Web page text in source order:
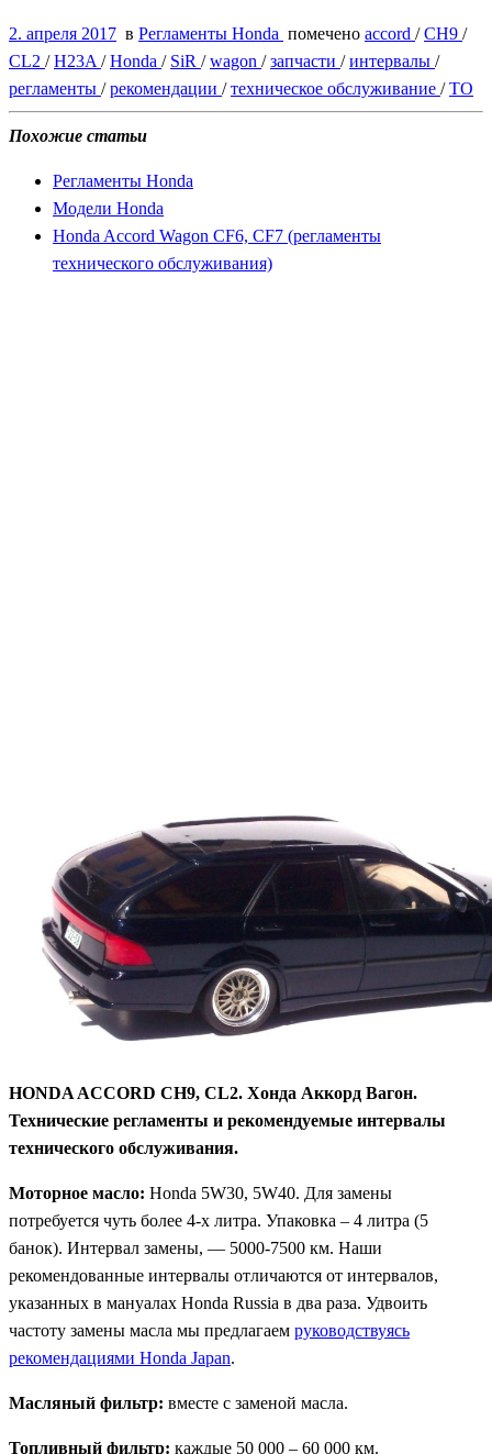
2. апреля 2017 в Регламенты Honda помечено accord /CH9 /
CL2 /H23A /Honda / SiR /wagon /запчасти /интервалы /
регламенты /рекомендации /техническое обслуживание /ТО
Похожие статьи
Регламенты Honda
Модели Honda
Honda Accord Wagon CF6, CF7 (регламенты
технического обслуживания)
HONDA ACCORD CH9, CL2. Хонда Аккорд Вагон.
Технические регламенты и рекомендуемые интервалы
технического обслуживания.
Моторное масло: Honda 5W30, 5W40. Для замены
потребуется чуть более 4-х литра. Упаковка – 4 литра (5
банок). Интервал замены, — 5000-7500 км. Наши
рекомендованные интервалы отличаются от интервалов,
указанных в мануалах Honda Russia в два раза. Удвоить
частоту замены масла мы предлагаем руководствуясь
рекомендациями Honda Japan.
Масляный фильтр: вместе с заменой масла.
Топливный фильтр: каждые 50 000 – 60 000 км.